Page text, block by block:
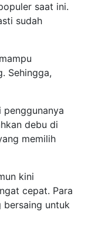
saat ini.
sudah
Sehingga,
debu di
memilih
kini
cepat. Para
bersaing untuk